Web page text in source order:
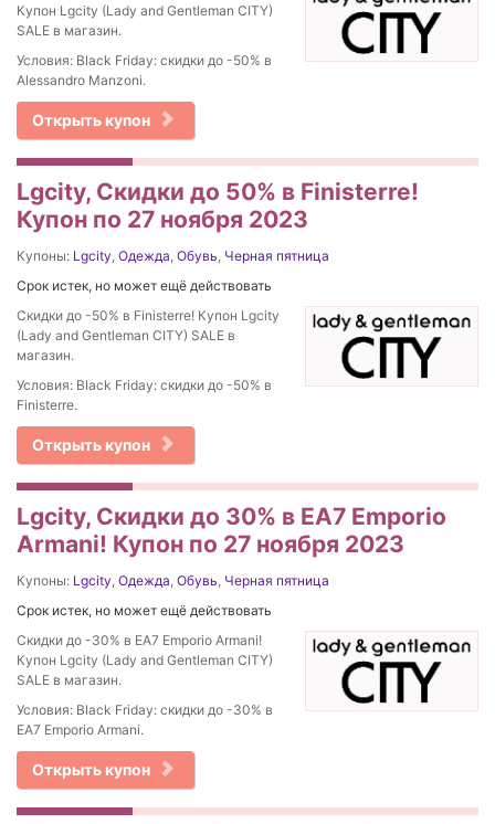
Купон Lgcity (Lady and Gentleman CITY)
SALE в магазин.
Условия: Black Friday: скидки до -50% в
Alessandro Manzoni.
Открыть купон
Lgcity, Скидки до 50% в Finisterre!
Купон по 27 ноября 2023
Купоны: Lgcity, Одежда, Обувь, Черная пятница
Срок истек, но может ещё действовать
Скидки до -50% в Finisterre! Купон Lgcity
(Lady and Gentleman CITY) SALE в
магазин.
Условия: Black Friday: скидки до -50% в
Finisterre.
Открыть купон
Lgcity, Скидки до 30% в EA7 Emporio
Armani! Купон по 27 ноября 2023
Купоны: Lgcity, Одежда, Обувь, Черная пятница
Срок истек, но может ещё действовать
Скидки до -30% в EA7 Emporio Armani!
Купон Lgcity (Lady and Gentleman CITY)
SALE в магазин.
Условия: Black Friday: скидки до -30% в
EA7 Emporio Armani.
Открыть купон